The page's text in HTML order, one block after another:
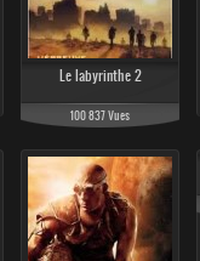
Le labyrinthe 2
100 837 Vues